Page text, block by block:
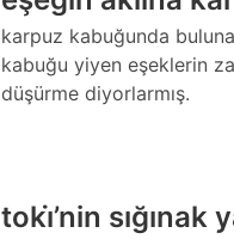
karpuz kabuğunda
kabuğu yiyen eşeklerin
düşürme diyorlarmış.
toki̇’nin sığınak